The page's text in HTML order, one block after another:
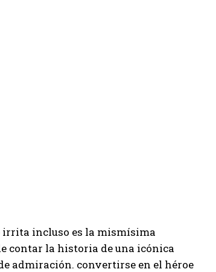
irrita incluso es la mismísima
contar la historia de una icónica
admiración. convertirse en el héroe